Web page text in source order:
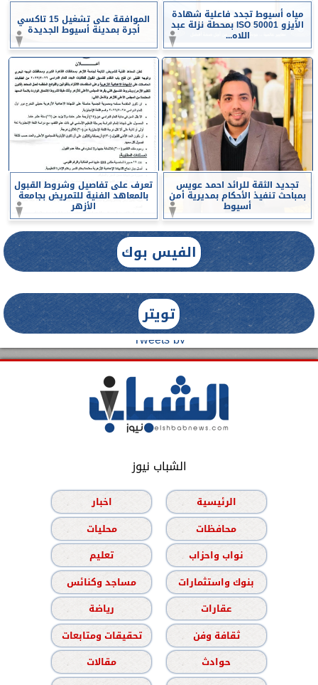
مياه أسيوط تجدد فاعلية شهادة
الأيزو ISO 50001 بمحطة نزلة عبد
اللاه...
الموافقة على تشغيل 15 تاكسي
أجرة بمدينة أسيوط الجديدة
تجديد الثقة للرائد احمد عويس
بمباحث تنفيذ الأحكام بمديرية أمن
أسيوط
تعرف على تفاصيل وشروط القبول
بالمعاهد الفنية للتمريض بجامعة
الأزهر
الفيس بوك
تويتر
Tweets by
الشباب نيوز
الرئيسية
اخبار
محافظات
محليات
نواب واحزاب
تعليم
بنوك واستثمارات
مساجد وكنائس
عقارات
رياضة
ثقافة وفن
تحقيقات ومتابعات
حوادث
مقالات